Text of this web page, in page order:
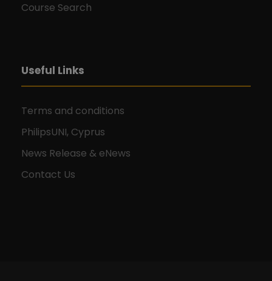
Course Search
Useful Links
Terms and conditions
PhilipsUNI, Cyprus
News Release & eNews
Contact Us